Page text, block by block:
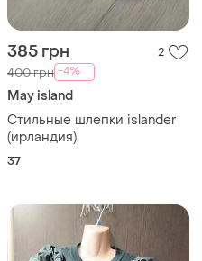
385 грн 2
400 грн -4%
May island
Стильные шлепки islander
(ирландия).
37